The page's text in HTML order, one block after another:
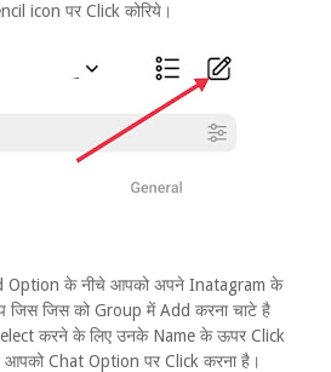
icon पर Click कोरिये।
Option के नीचे आपको अपने Inatagram के
जिस जिस को Group में Add करना चाटे है
करने के लिए उनके Name के ऊपर Click
आपको Chat Option पर Click करना है।